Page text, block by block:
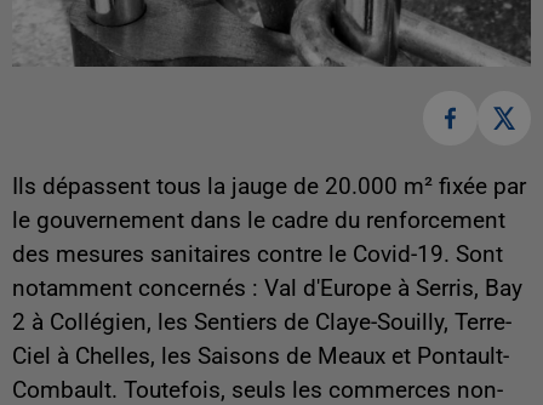
Ils dépassent tous la jauge de 20.000 m² fixée par
le gouvernement dans le cadre du renforcement
des mesures sanitaires contre le Covid-19. Sont
notamment concernés : Val d'Europe à Serris, Bay
2 à Collégien, les Sentiers de Claye-Souilly, Terre-
Ciel à Chelles, les Saisons de Meaux et Pontault-
Combault. Toutefois, seuls les commerces non-